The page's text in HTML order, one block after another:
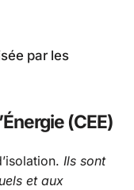
par les
(CEE)
Ils sont
et aux